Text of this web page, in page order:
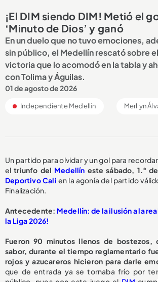
¡El DIM siendo DIM! Metió el
‘Minuto de Dios’ y ganó
En un duelo que no tuvo emociones,
sin público, el Medellín rescató sobre
victoria que lo acomodó en la tabla y
con Tolima y Águilas.
01 de agosto de 2026
Independiente Medellín Merllyn
Un partido para olvidar y un gol para
eltriunfo del Medellín este sábado, 1.°
Deportivo Cali en la agonía del partido
Finalización.
Antecedente: Medellín: de la ilusión a la
la Liga 2026!
Fueron 90 minutos llenos de bostezos,
sabor, durante el tiempo reglamentario
rojos y azucareros hicieron para darle
que de entrada ya se tornaba frío por